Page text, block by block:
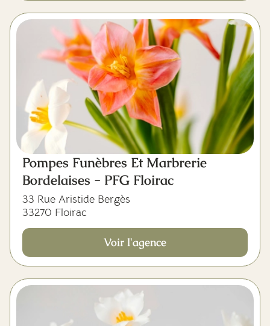
Pompes Funèbres Et Marbrerie
Bordelaises - PFG Floirac
33 Rue Aristide Bergès
33270 Floirac
Voir l'agence